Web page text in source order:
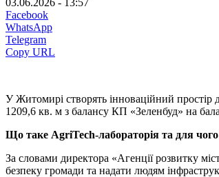
Facebook
WhatsApp
Telegram
Copy URL
У Житомирі створять інноваційний
1209,6 кв. м з балансу КП «Зеленбуд» на
Що таке AgriTech-лабораторія та для чого
За словами директора «Агенції розвитку
безпеку громади та надати людям